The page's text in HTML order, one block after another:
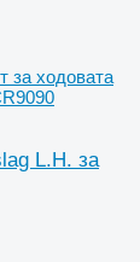
за ходовата
L.H. за